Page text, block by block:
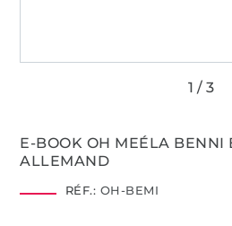
E-BOOK OH MEÉLA BENNI
ALLEMAND
RÉF.: OH-BEMI